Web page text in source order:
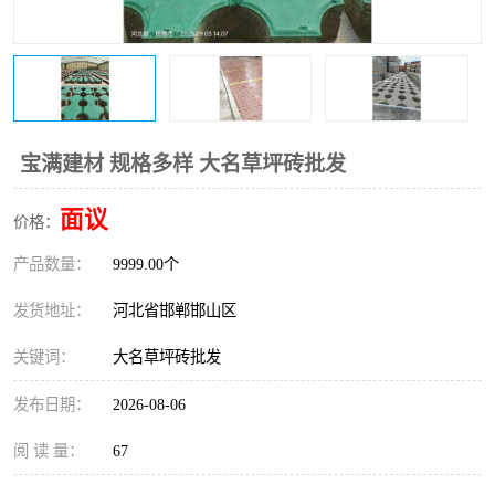
宝满建材 规格多样 大名草坪砖批发
价格： 面议
产品数量： 9999.00个
发货地址： 河北省邯郸邯山区
关键词： 大名草坪砖批发
发布日期： 2026-08-06
阅 读 量： 67